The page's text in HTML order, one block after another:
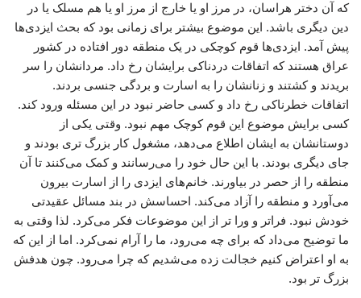
که آن دختر هراسان، در مرز او یا خارج از مرز او یا هم مسلک یا در
دین دیگری باشد. این موضوع بیشتر برای زمانی بود که بحث ایزدی‌ها
پیش آمد. ایزدی‌ها قوم کوچکی در یک منطقه دور افتاده در کشور
عراق هستند که اتفاقات دردناکی برایشان رخ داد. مردانشان را سر
بریدند و کشتند و زنانشان را به اسارت و بردگی جنسی بردند.
اتفاقات خطرناکی رخ داد و کسی حاضر نبود در این مسئله ورود کند.
کسی برایش موضوع این قوم کوچک مهم نبود. وقتی یکی از
دوستانشان به ایشان اطلاع می‌دهد، مشغول کار بزرگ تری بودند و
جای دیگری بودند. با این حال خود را می‌رسانند و کمک می‌کنند تا آن
منطقه را از حصر در بیاورند. خانم‌های ایزدی را از اسارت بیرون
می‌آورد و منطقه را آزاد می‌کند. احساسش در بند مسائل عقیدتی
خودش نبود. فراتر و ورا تر از این موضوعات فکر می‌کرد. لذا وقتی به
ما توضیح می‌داد که برای چه می‌رود، ما را آرام نمی‌کرد. اما از این که
به او اعتراض کنیم خجالت زده می‌شدیم که چرا می‌رود. چون هدفش
بزرگ تر بود.